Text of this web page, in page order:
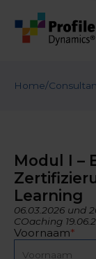
Home/
Modul I –
Learning
06.03.2026 und
COaching
Voornaam*